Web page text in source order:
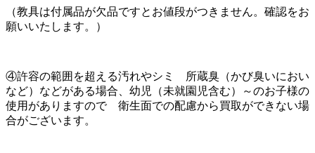
（教具は付属品が欠品ですとお値段がつきません。確認をお
願いいたします。）
④許容の範囲を超える汚れやシミ 所蔵臭（かび臭いにおい
など）などがある場合、幼児（未就園児含む）～のお子様の
使用がありますので 衛生面での配慮から買取ができない場
合がございます。